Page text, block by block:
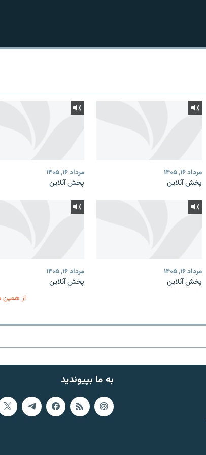
مرداد ۱۶, ۱۴۰۵
پخش آنلاین
مرداد ۱۶, ۱۴۰۵
پخش آنلاین
مرداد ۱۶, ۱۴۰۵
پخش آنلاین
مرداد ۱۶, ۱۴۰۵
پخش آنلاین
از همین
به ما بپیوندید